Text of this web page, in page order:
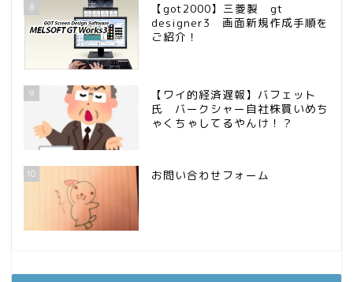
8
【got2000】三菱製 gt
designer3 画面新規作成手順を
ご紹介！
9
【ワイ的経済遅報】バフェット
氏 バークシャー自社株買いめち
ゃくちゃしてるやんけ！？
10 お問い合わせフォーム